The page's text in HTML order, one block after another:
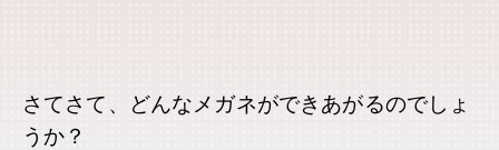
さてさて、どんなメガネができあがるのでしょ
うか？